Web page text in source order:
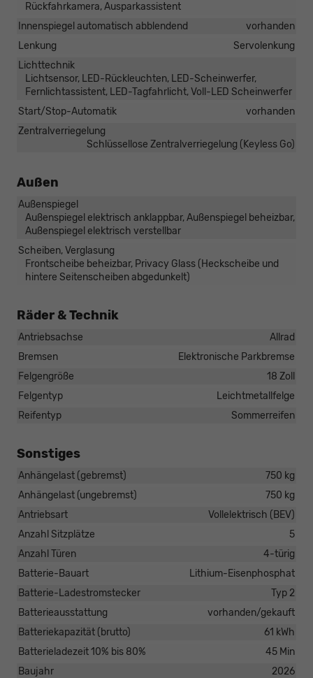
Rückfahrkamera, Ausparkassistent
Innenspiegel automatisch abblendend
vorhanden
Lenkung
Servolenkung
Lichttechnik
Lichtsensor, LED-Rückleuchten, LED-Scheinwerfer,
Fernlichtassistent, LED-Tagfahrlicht, Voll-LED Scheinwerfer
Start/Stop-Automatik
vorhanden
Zentralverriegelung
Schlüssellose Zentralverriegelung (Keyless Go)
Außen
Außenspiegel
Außenspiegel elektrisch anklappbar, Außenspiegel beheizbar,
Außenspiegel elektrisch verstellbar
Scheiben, Verglasung
Frontscheibe beheizbar, Privacy Glass (Heckscheibe und
hintere Seitenscheiben abgedunkelt)
Räder & Technik
Antriebsachse
Allrad
Bremsen
Elektronische Parkbremse
Felgengröße
18 Zoll
Felgentyp
Leichtmetallfelge
Reifentyp
Sommerreifen
Sonstiges
Anhängelast (gebremst)
750 kg
Anhängelast (ungebremst)
750 kg
Antriebsart
Vollelektrisch (BEV)
Anzahl Sitzplätze
5
Anzahl Türen
4-türig
Batterie-Bauart
Lithium-Eisenphosphat
Batterie-Ladestromstecker
Typ 2
Batterieausstattung
vorhanden/gekauft
Batteriekapazität (brutto)
61 kWh
Batterieladezeit 10% bis 80%
45 Min
Baujahr
2026